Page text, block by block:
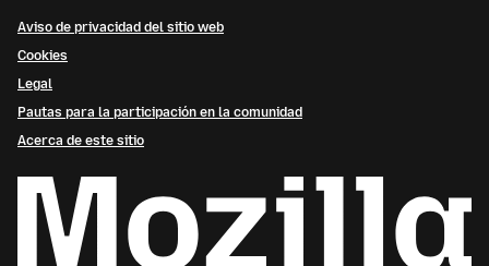
Aviso de privacidad del sitio web
Cookies
Legal
Pautas para la participación en la comunidad
Acerca de este sitio